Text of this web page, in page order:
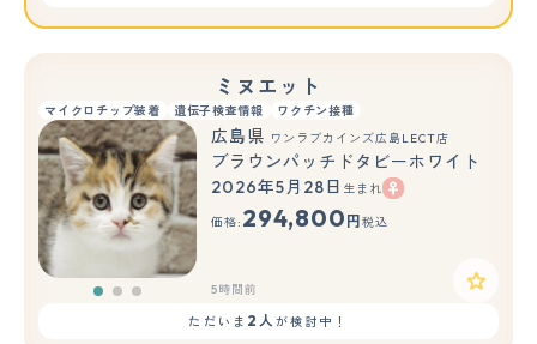
ミヌエット
マイクロチップ装着 遺伝子検査情報 ワクチン接種
もっと見る
広島県 ワンラブカインズ広島LECT店
ブラウンパッチドタビーホワイト
2026年5月28日 生まれ
価格: 294,800 円 税込
5時間前
ただいま 2人が検討中！